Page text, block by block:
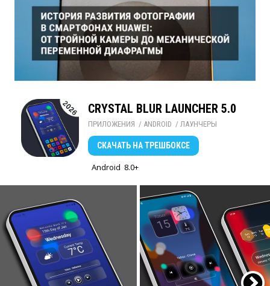
CRYSTAL BLUR LAUNCHER 5.0
ПРИЛОЖЕНИЯ / ANDROID / ЛАУНЧЕРЫ
СКАЧАТЬ НА ТРЕШБОКСЕ
Android 8.0+